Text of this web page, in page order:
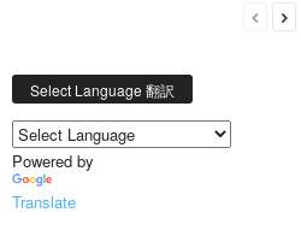
Select Language 翻訳
Powered by
Translate